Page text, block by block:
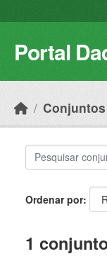
Portal
Ordenar por
1